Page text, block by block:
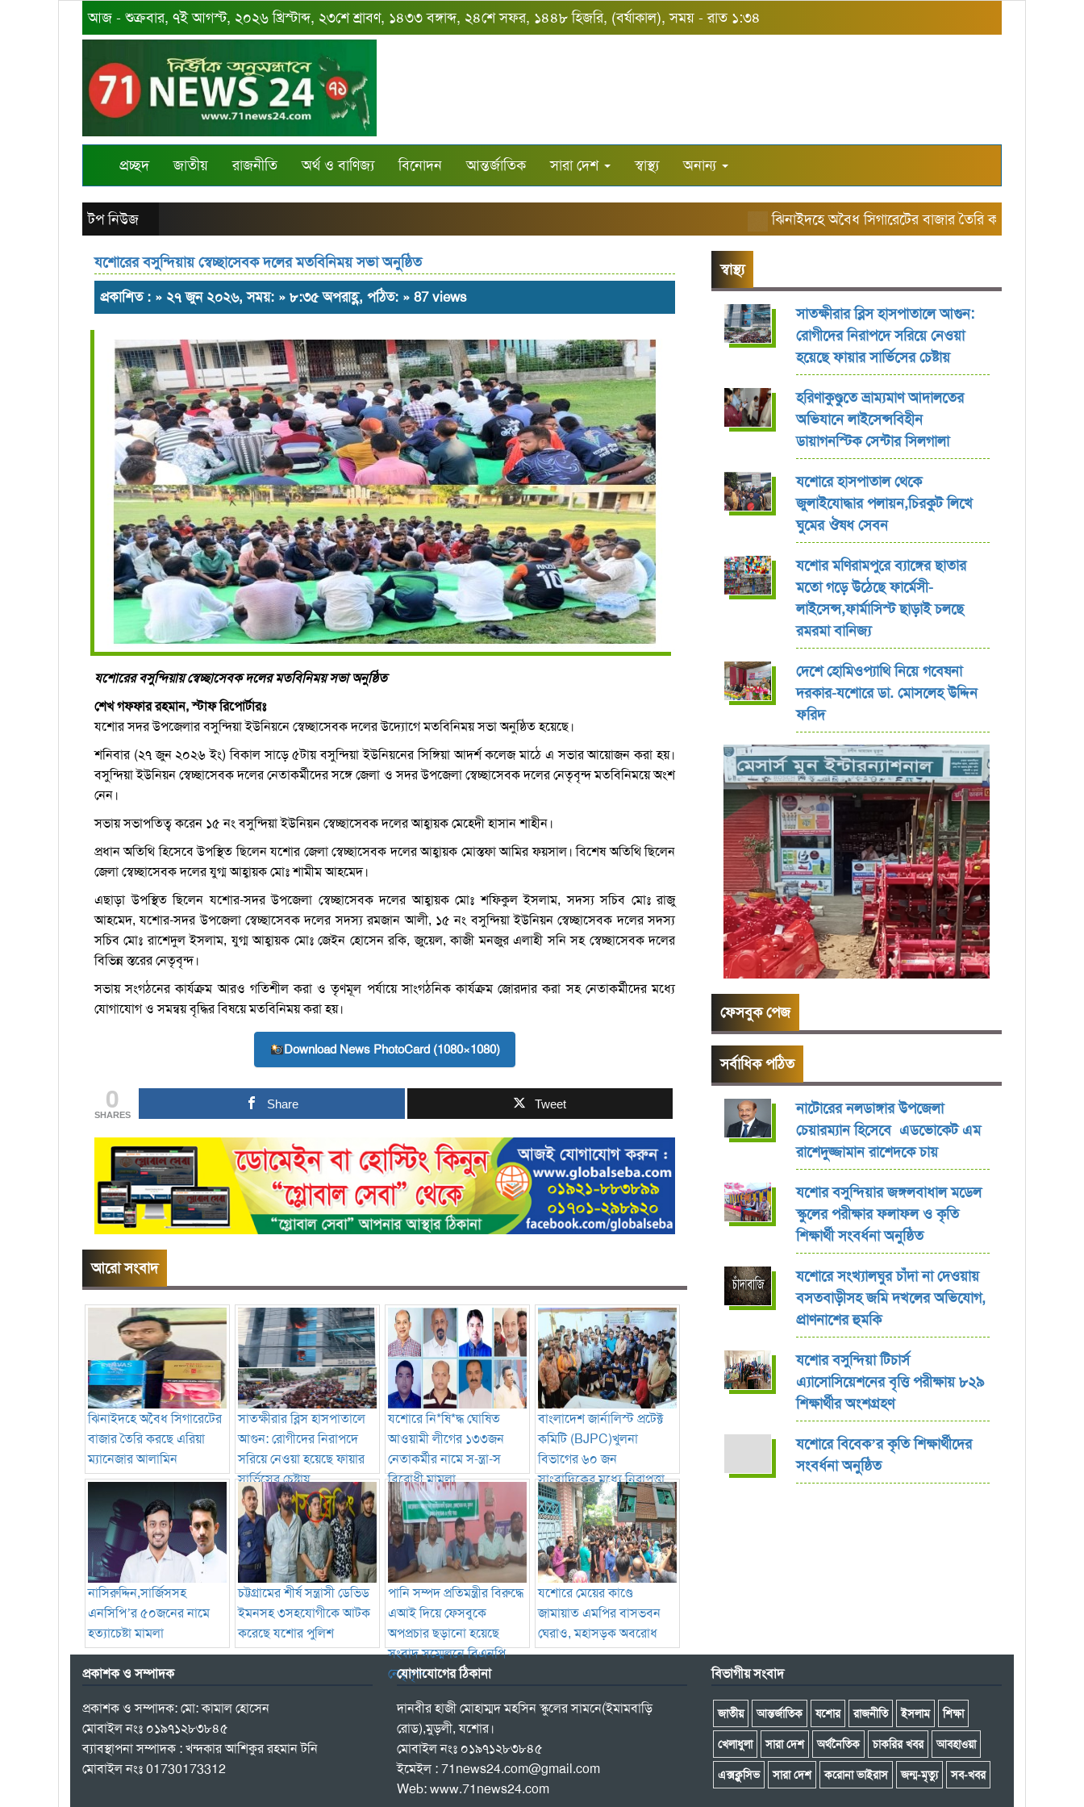
আজ - শুক্রবার, ৭ই আগস্ট, ২০২৬ খ্রিস্টাব্দ, ২৩শে শ্রাবণ, ১৪৩৩ বঙ্গাব্দ, ২৪শে সফর, ১৪৪৮ হিজরি, (বর্ষাকাল), সময় - রাত ১:৩৪
প্রচ্ছদ জাতীয় রাজনীতি অর্থ ও বাণিজ্য বিনোদন আন্তর্জাতিক সারা দেশ স্বাস্থ্য অনান্য
টপ নিউজ ঝিনাইদহে অবৈধ সিগারেটের বাজার তৈরি করছে এরিয়া
যশোরের বসুন্দিয়ায় স্বেচ্ছাসেবক দলের মতবিনিময় সভা অনুষ্ঠিত
প্রকাশিত : » ২৭ জুন ২০২৬, সময়: » ৮:৩৫ অপরাহ্ণ, পঠিত: » 87 views
যশোরের বসুন্দিয়ায় স্বেচ্ছাসেবক দলের মতবিনিময় সভা অনুষ্ঠিত
শেখ গফফার রহমান, স্টাফ রিপোর্টারঃ
যশোর সদর উপজেলার বসুন্দিয়া ইউনিয়নে স্বেচ্ছাসেবক দলের উদ্যোগে মতবিনিময় সভা অনুষ্ঠিত হয়েছে।
শনিবার (২৭ জুন ২০২৬ ইং) বিকাল সাড়ে ৫টায় বসুন্দিয়া ইউনিয়নের সিঙ্গিয়া আদর্শ কলেজ মাঠে এ সভার আয়োজন করা হয়।
বসুন্দিয়া ইউনিয়ন স্বেচ্ছাসেবক দলের নেতাকর্মীদের সঙ্গে জেলা ও সদর উপজেলা স্বেচ্ছাসেবক দলের নেতৃবৃন্দ মতবিনিময়ে অংশ
নেন।
সভায় সভাপতিত্ব করেন ১৫ নং বসুন্দিয়া ইউনিয়ন স্বেচ্ছাসেবক দলের আহ্বায়ক মেহেদী হাসান শাহীন।
প্রধান অতিথি হিসেবে উপস্থিত ছিলেন যশোর জেলা স্বেচ্ছাসেবক দলের আহ্বায়ক মোস্তফা আমির ফয়সাল। বিশেষ অতিথি ছিলেন
জেলা স্বেচ্ছাসেবক দলের যুগ্ম আহ্বায়ক মোঃ শামীম আহমেদ।
এছাড়া উপস্থিত ছিলেন যশোর-সদর উপজেলা স্বেচ্ছাসেবক দলের আহ্বায়ক মোঃ শফিকুল ইসলাম, সদস্য সচিব মোঃ রাজু
আহমেদ, যশোর-সদর উপজেলা স্বেচ্ছাসেবক দলের সদস্য রমজান আলী, ১৫ নং বসুন্দিয়া ইউনিয়ন স্বেচ্ছাসেবক দলের সদস্য
সচিব মোঃ রাশেদুল ইসলাম, যুগ্ম আহ্বায়ক মোঃ জেইন হোসেন রকি, জুয়েল, কাজী মনজুর এলাহী সনি সহ স্বেচ্ছাসেবক দলের
বিভিন্ন স্তরের নেতৃবৃন্দ।
সভায় সংগঠনের কার্যক্রম আরও গতিশীল করা ও তৃণমূল পর্যায়ে সাংগঠনিক কার্যক্রম জোরদার করা সহ নেতাকর্মীদের মধ্যে
যোগাযোগ ও সমন্বয় বৃদ্ধির বিষয়ে মতবিনিময় করা হয়।
Download News PhotoCard (1080×1080)
0
SHARES
Share Tweet
আরো সংবাদ
ঝিনাইদহে অবৈধ সিগারেটের
বাজার তৈরি করছে এরিয়া
ম্যানেজার আলামিন
সাতক্ষীরার ব্লিস হাসপাতালে
আগুন: রোগীদের নিরাপদে
সরিয়ে নেওয়া হয়েছে ফায়ার
সার্ভিসের চেষ্টায়
যশোরে নি*ষি*দ্ধ ঘোষিত
আওয়ামী লীগের ১৩৩জন
নেতাকর্মীর নামে স-ন্ত্রা-স
বিরোধী মামলা
বাংলাদেশ জার্নালিস্ট প্রটেক্ট
কমিটি (BJPC)খুলনা
বিভাগের ৬০ জন
সাংবাদিকের মধ্যে নিরাপত্তা
সরঞ্জাম বিতরণ
নাসিরুদ্দিন,সার্জিসসহ
এনসিপি’র ৫০জনের নামে
হত্যাচেষ্টা মামলা
চট্টগ্রামের শীর্ষ সন্ত্রাসী ডেভিড
ইমনসহ ৩সহযোগীকে আটক
করেছে যশোর পুলিশ
পানি সম্পদ প্রতিমন্ত্রীর বিরুদ্ধে
এআই দিয়ে ফেসবুকে
অপপ্রচার ছড়ানো হয়েছে
সংবাদ সম্মেলনে বিএনপি
নেতৃবৃন্দ
যশোরে মেয়ের কাণ্ডে
জামায়াত এমপির বাসভবন
ঘেরাও, মহাসড়ক অবরোধ
স্বাস্থ্য
সাতক্ষীরার ব্লিস হাসপাতালে আগুন:
রোগীদের নিরাপদে সরিয়ে নেওয়া
হয়েছে ফায়ার সার্ভিসের চেষ্টায়
হরিণাকুণ্ডুতে ভ্রাম্যমাণ আদালতের
অভিযানে লাইসেন্সবিহীন
ডায়াগনস্টিক সেন্টার সিলগালা
যশোরে হাসপাতাল থেকে
জুলাইযোদ্ধার পলায়ন,চিরকুট লিখে
ঘুমের ঔষধ সেবন
যশোর ‎মণিরামপুরে ব্যাঙ্গের ছাতার
মতো গড়ে উঠেছে ফার্মেসী-
লাইসেন্স,ফার্মাসিস্ট ছাড়াই চলছে
রমরমা বানিজ্য ‎
দেশে হোমিওপ্যাথি নিয়ে গবেষনা
দরকার-যশোরে ডা. মোসলেহ উদ্দিন
ফরিদ
ফেসবুক পেজ
সর্বাধিক পঠিত
নাটোরের নলডাঙ্গার উপজেলা
চেয়ারম্যান হিসেবে এডভোকেট এম
রাশেদুজ্জামান রাশেদকে চায়
যশোর বসুন্দিয়ার জঙ্গলবাধাল মডেল
স্কুলের পরীক্ষার ফলাফল ও কৃতি
শিক্ষার্থী সংবর্ধনা অনুষ্ঠিত
যশোরে সংখ্যালঘুর চাঁদা না দেওয়ায়
বসতবাড়ীসহ জমি দখলের অভিযোগ,
প্রাণনাশের হুমকি
যশোর বসুন্দিয়া টিচার্স
এ্যাসোসিয়েশনের বৃত্তি পরীক্ষায় ৮২৯
শিক্ষার্থীর অংশগ্রহণ
যশোরে বিবেক’র কৃতি শিক্ষার্থীদের
সংবর্ধনা অনুষ্ঠিত
প্রকাশক ও সম্পাদক
প্রকাশক ও সম্পাদক: মো: কামাল হোসেন
মোবাইল নংঃ ০১৯৭১২৮৩৮৪৫
ব্যাবস্থাপনা সম্পাদক : খন্দকার আশিকুর রহমান টনি
মোবাইল নংঃ 01730173312
যোগাযোগের ঠিকানা
দানবীর হাজী মোহাম্মদ মহসিন স্কুলের সামনে(ইমামবাড়ি
রোড),মুড়লী, যশোর।
মোবাইল নংঃ ০১৯৭১২৮৩৮৪৫
ইমেইল : 71news24.com@gmail.com
Web: www.71news24.com
বিভাগীয় সংবাদ
জাতীয় আন্তর্জাতিক যশোর রাজনীতি ইসলাম শিক্ষা
খেলাধুলা সারা দেশ অর্থনৈতিক চাকরির খবর আবহাওয়া
এক্সক্লুসিভ সারা দেশ করোনা ভাইরাস জন্ম-মৃত্যু সব-খবর